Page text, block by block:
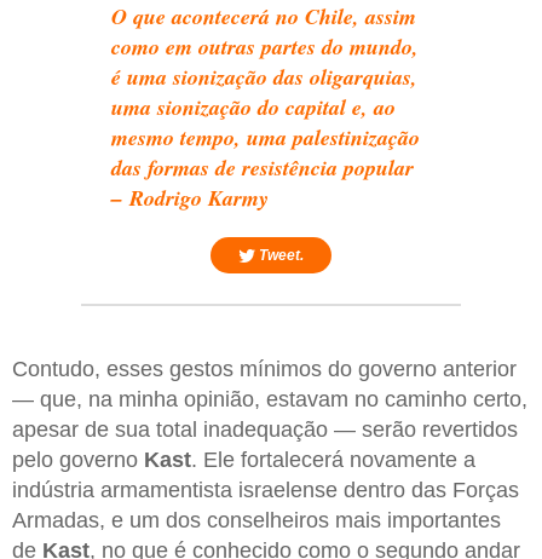
O que acontecerá no Chile, assim
como em outras partes do mundo,
é uma sionização das oligarquias,
uma sionização do capital e, ao
mesmo tempo, uma palestinização
das formas de resistência popular
– Rodrigo Karmy
Tweet.
Contudo, esses gestos mínimos do governo anterior
— que, na minha opinião, estavam no caminho certo,
apesar de sua total inadequação — serão revertidos
pelo governo Kast. Ele fortalecerá novamente a
indústria armamentista israelense dentro das Forças
Armadas, e um dos conselheiros mais importantes
de Kast, no que é conhecido como o segundo andar